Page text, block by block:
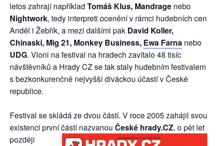
letos zahrají například Tomáš Klus, Mandrage nebo
Nightwork, tedy interpreti ocenění v rámci hudebních cen
Anděl i Žebřík, a mezi dalšími pak David Koller,
Chinaski, Mig 21, Monkey Business, Ewa Farna nebo
UDG. Vloni na festival na hradech zavítalo 48 tisíc
návštěvníků a Hrady CZ se tak staly hudebním festivalem
s bezkonkurenčně nejvyšší diváckou účastí v České
republice.
Festival se skládá ze dvou částí. V roce 2005 zahájil svou
existenci první částí nazvanou České hrady.CZ, o pět let
později